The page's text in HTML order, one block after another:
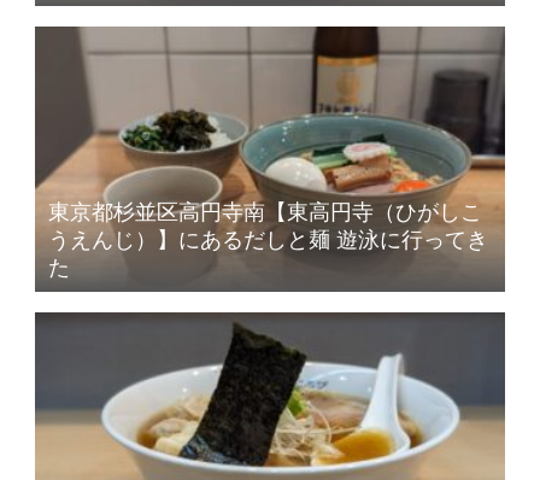
東京都杉並区高円寺南【東高円寺（ひがしこ
うえんじ）】にあるだしと麺 遊泳に行ってき
た